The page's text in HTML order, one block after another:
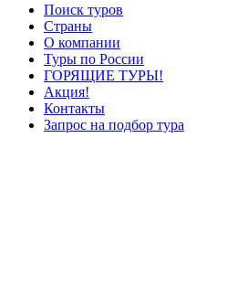
Поиск туров
Страны
О компании
Туры по России
ГОРЯЩИЕ ТУРЫ!
Акция!
Контакты
Запрос на подбор тура